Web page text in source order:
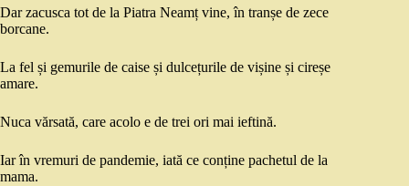
Dar zacusca tot de la Piatra Neamț vine, în tranșe de zece
borcane.
La fel și gemurile de caise și dulcețurile de vișine și cireșe
amare.
Nuca vărsată, care acolo e de trei ori mai ieftină.
Iar în vremuri de pandemie, iată ce conține pachetul de la
mama.